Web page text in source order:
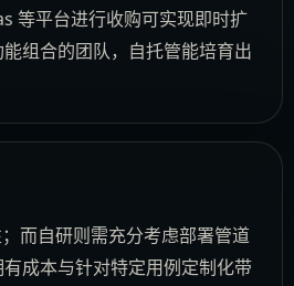
等平台进行收购可实现即时扩
组合的团队，自托管能培育出
而自研则需充分考虑部署管道
成本与针对特定用例定制化带